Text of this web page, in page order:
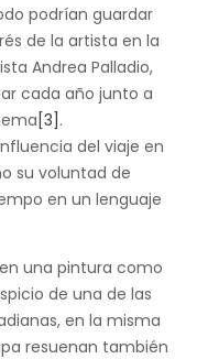
podrían guardar
de la artista en la
Andrea Palladio,
cada año junto a
[3] .
del viaje en
su voluntad de
en un lenguaje
una pintura como
de una de las
en la misma
resuenan también